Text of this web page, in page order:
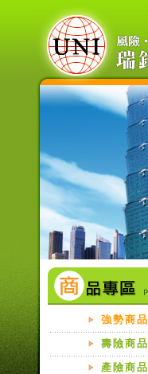
強勢商品
壽險商品
產險商品